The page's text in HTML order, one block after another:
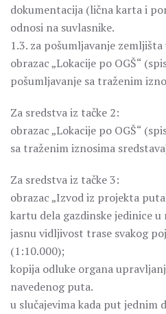
dokumentacija (lična karta i
odnosi na suvlasnike.
1.3. za pošumljavanje
obrazac „Lokacije po OGŠ“
pošumljavanje sa traženim
Za sredstva iz tačke 2:
obrazac „Lokacije po OGŠ“
sa traženim iznosima
Za sredstva iz tačke 3:
obrazac „Izvod iz projekta
kartu dela gazdinske jedinice u
jasnu vidljivost trase svakog
(1:10.000);
kopija odluke organa
navedenog puta.
u slučajevima kada put jednim